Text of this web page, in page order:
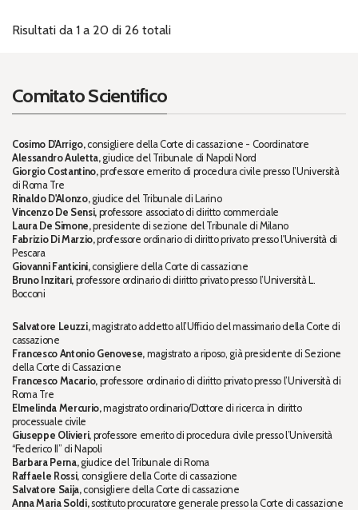
Risultati da 1 a 20 di 26 totali
Comitato Scientifico
Cosimo D'Arrigo,consigliere della Corte di cassazione - Coordinatore
Alessandro Auletta,giudice del Tribunale di Napoli Nord
Giorgio Costantino,professore emerito di procedura civile presso l’Università
di Roma Tre
Rinaldo D'Alonzo,giudice del Tribunale di Larino
Vincenzo De Sensi,professore associato di diritto commerciale
Laura De Simone,presidente di sezione del Tribunale di Milano
Fabrizio Di Marzio,professore ordinario di diritto privato presso l'Università di
Pescara
Giovanni Fanticini,consigliere della Corte di cassazione
Bruno Inzitari, professore ordinario di diritto privato presso l’Università L.
Bocconi
Salvatore Leuzzi,magistrato addetto all’Ufficio del massimario della Corte di
cassazione
Francesco Antonio Genovese, magistrato a riposo, già presidente di Sezione
della Corte di Cassazione
Francesco Macario,professore ordinario di diritto privato presso l’Università di
Roma Tre
Elmelinda Mercurio,magistrato ordinario/Dottore di ricerca in diritto
processuale civile
Giuseppe Olivieri,professore emerito di procedura civile presso l’Università
“Federico II” di Napoli
Barbara Perna,giudice del Tribunale di Roma
Raffaele Rossi, consigliere della Corte di cassazione
Salvatore Saija,consigliere della Corte di cassazione
Anna Maria Soldi,sostituto procuratore generale presso la Corte di cassazione